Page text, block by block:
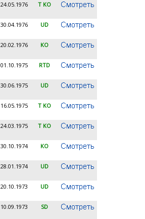
24.05.1976 T KO
30.04.1976 UD
20.02.1976 KO
01.10.1975 RTD
30.06.1975 UD
16.05.1975 T KO
24.03.1975 T KO
30.10.1974 KO
28.01.1974 UD
20.10.1973 UD
10.09.1973 SD